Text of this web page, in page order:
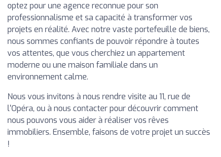
optez pour une agence reconnue pour son
professionnalisme et sa capacité à transformer vos
projets en réalité. Avec notre vaste portefeuille de biens,
nous sommes confiants de pouvoir répondre à toutes
vos attentes, que vous cherchiez un appartement
moderne ou une maison familiale dans un
environnement calme.
Nous vous invitons à nous rendre visite au 11, rue de
l'Opéra, ou à nous contacter pour découvrir comment
nous pouvons vous aider à réaliser vos rêves
immobiliers. Ensemble, faisons de votre projet un succès
!